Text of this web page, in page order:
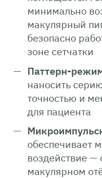
минимально
макулярный
безопасно
зоне сетчатки
Паттерн-
наносить
точностью и
для пациента
обеспечивает
воздействие —
макулярном